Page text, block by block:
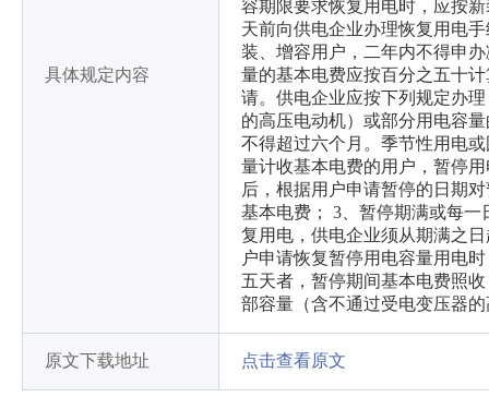
具体规定内容
容期限要求恢复用电时，应按
天前向供电企业办理恢复用电
装、增容用户，二年内不得申
量的基本电费应按百分之五十
请。供电企业应按下列规定办
的高压电动机）或部分用电容
不得超过六个月。季节性用电
量计收基本电费的用户，暂停
后，根据用户申请暂停的日期
基本电费； 3、暂停期满或每
复用电，供电企业须从期满之
户申请恢复暂停用电容量用电
五天者，暂停期间基本电费照
部容量（含不通过受电变压器
原文下载地址 点击查看原文